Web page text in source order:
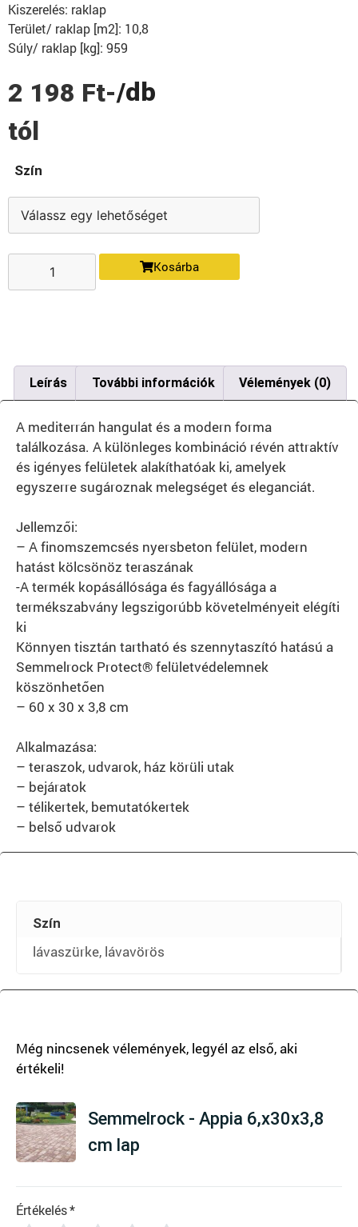
Kiszerelés: raklap
Terület/ raklap [m2]: 10,8
Súly/ raklap [kg]: 959
2 198 Ft-
tól
/db
Szín
Kosárba
Leírás További információk Vélemények (0)
A mediterrán hangulat és a modern forma
találkozása. A különleges kombináció révén attraktív
és igényes felületek alakíthatóak ki, amelyek
egyszerre sugároznak melegséget és eleganciát.
Jellemzői:
– A finomszemcsés nyersbeton felület, modern
hatást kölcsönöz teraszának
-A termék kopásállósága és fagyállósága a
termékszabvány legszigorúbb követelményeit elégíti
ki
Könnyen tisztán tartható és szennytaszító hatású a
Semmelrock Protect® felületvédelemnek
köszönhetően
– 60 x 30 x 3,8 cm
Alkalmazása:
– teraszok, udvarok, ház körüli utak
– bejáratok
– télikertek, bemutatókertek
– belső udvarok
Szín
lávaszürke, lávavörös
Semmelrock - Appia 6,x30x3,8
cm lap
Értékelés*